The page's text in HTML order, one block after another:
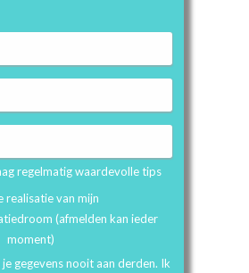
regelmatig waardevolle tips
realisatie van mijn
(afmelden kan ieder
moment)
gegevens nooit aan derden. Ik